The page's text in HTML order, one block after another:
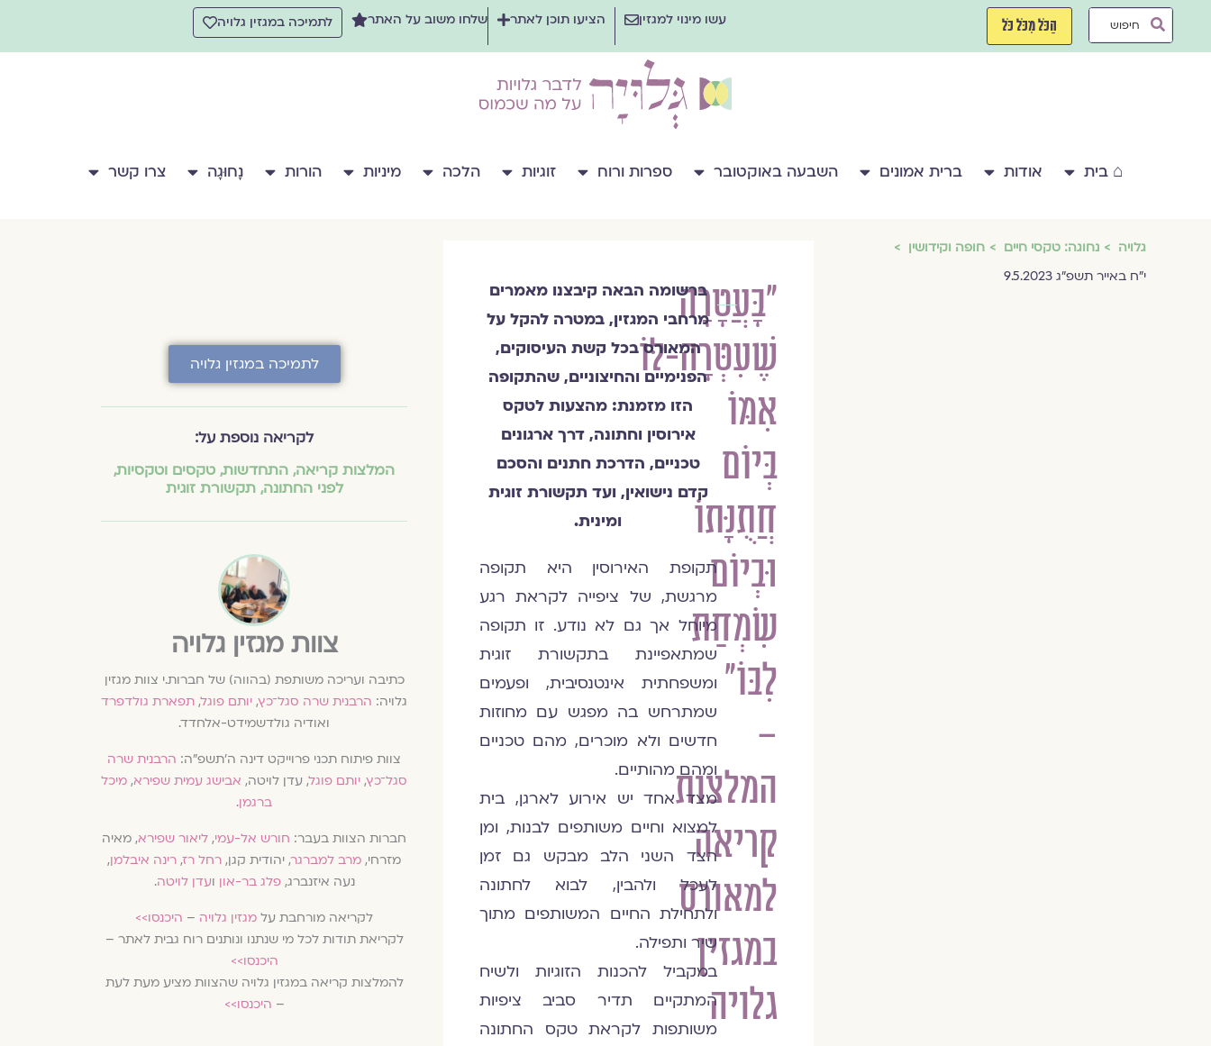
Search
הַכֹּל מִכֹּל כֹּל עשו מינוי למגזין הציעו תוכן לאתר שלחו משוב על האתר לתמיכה במגזין גלויה
⌂ בית אודות ברית אמונים השבעה באוקטובר ספרות ורוח זוגיות הלכה מיניות הורות נָחוּגָה צרו קשר
גלויה נחוגה: טקסי חיים
חופה וקידושין
י״ח באייר תשפ״ג 9.5.2023
"בָּעֲטָרָה
שֶׁעִטְּרָה-לּוֹ
אִמּוֹ
בְּיוֹם
חֲתֻנָּתוֹ
וּבְיוֹם
שִׂמְחַת
לִבּוֹ"
–
המלצות
קריאה
למאורס
במגזין
גלויה
צוות
מגזין
גלויה
ברשומה הבאה קיבצנו מאמרים
מרחבי המגזין, במטרה להקל על
המאורס בכל קשת העיסוקים,
הפנימיים והחיצוניים, שהתקופה
הזו מזמנת: מהצעות לטקס
אירוסין וחתונה, דרך ארגונים
טכניים, הדרכת חתנים והסכם
קדם נישואין, ועד תקשורת זוגית
ומינית.
תקופת האירוסין היא תקופה
מרגשת, של ציפייה לקראת רגע
מיוחל אך גם לא נודע. זו תקופה
שמתאפיינת בתקשורת זוגית
ומשפחתית אינטנסיבית, ופעמים
שמתרחש בה מפגש עם מחוזות
חדשים ולא מוכרים, מהם טכניים
ומהם מהותיים.
מצד אחד יש אירוע לארגן, בית
למצוא וחיים משותפים לבנות, ומן
הצד השני הלב מבקש גם זמן
לעכל ולהבין, לבוא לחתונה
ולתחילת החיים המשותפים מתוך
שיר ותפילה.
במקביל להכנות הזוגיות ולשיח
המתקיים תדיר סביב ציפיות
משותפות לקראת טקס החתונה
לתמיכה במגזין גלויה
לקריאה נוספת על:
המלצות קריאה, התחדשות, טקסים וטקסיות,
לפני החתונה,תקשורת זוגית
צוות מגזין גלויה
כתיבה ועריכה משותפת (בהווה) של חברות.י צוות מגזין
גלויה: הרבנית שרה סגל־כץ, יותם פוגל, תפארת גולדפרד
ואודיה גולדשמידט-אלחדד.
צוות פיתוח תכני פרוייקט דינה ה׳תשפ״ה: הרבנית שרה
סגל־כץ, יותם פוגל, עדן לויטה, אבישג עמית שפירא, מיכל
ברגמן.
חברות הצוות בעבר: חורש אל-עמי, ליאור שפירא, מאיה
מזרחי, מרב למברגר, יהודית קגן, רחל רז, רינה איבלמן,
נעה איזנברג,פלג בר-און ועדן לויטה.
לקריאה מורחבת על מגזין גלויה – היכנסו>>
לקריאת תודות לכל מי שנתנו ונותנים רוח גבית לאתר –
היכנסו>>
להמלצות קריאה במגזין גלויה שהצוות מציע מעת לעת
– היכנסו>>